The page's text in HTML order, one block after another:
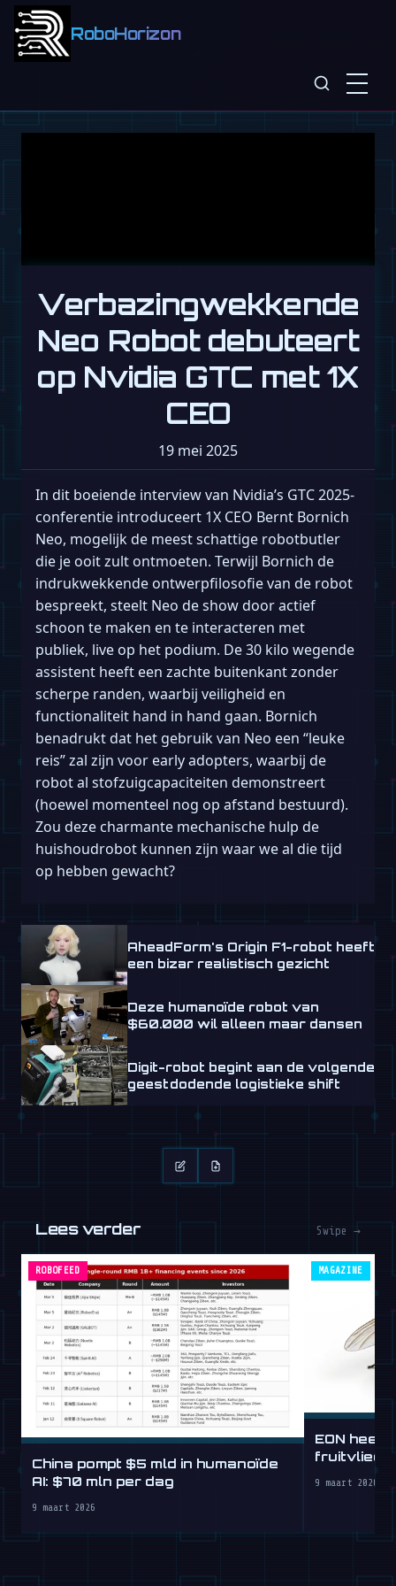
RoboHorizon
Verbazingwekkende
Neo Robot debuteert
op Nvidia GTC met 1X
CEO
19 mei 2025
In dit boeiende interview van Nvidia’s GTC 2025-
conferentie introduceert 1X CEO Bernt Bornich
Neo, mogelijk de meest schattige robotbutler
die je ooit zult ontmoeten. Terwijl Bornich de
indrukwekkende ontwerpfilosofie van de robot
bespreekt, steelt Neo de show door actief
schoon te maken en te interacteren met
publiek, live op het podium. De 30 kilo wegende
assistent heeft een zachte buitenkant zonder
scherpe randen, waarbij veiligheid en
functionaliteit hand in hand gaan. Bornich
benadrukt dat het gebruik van Neo een “leuke
reis” zal zijn voor early adopters, waarbij de
robot al stofzuigcapaciteiten demonstreert
(hoewel momenteel nog op afstand bestuurd).
Zou deze charmante mechanische hulp de
huishoudrobot kunnen zijn waar we al die tijd
op hebben gewacht?
AheadForm's Origin F1-robot heeft
een bizar realistisch gezicht
Deze humanoïde robot van
$60.000 wil alleen maar dansen
Digit-robot begint aan de volgende
geestdodende logistieke shift
Lees verder Swipe →
ROBOFEED
China pompt $5 mld in humanoïde
AI: $70 mln per dag
9 maart 2026
MAGAZINE
EON
fruitvlieg
9 maart 2026